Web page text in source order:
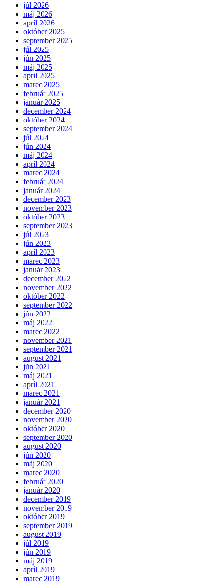
júl 2026
máj 2026
apríl 2026
október 2025
september 2025
júl 2025
jún 2025
máj 2025
apríl 2025
marec 2025
február 2025
január 2025
december 2024
október 2024
september 2024
júl 2024
jún 2024
máj 2024
apríl 2024
marec 2024
február 2024
január 2024
december 2023
november 2023
október 2023
september 2023
júl 2023
jún 2023
apríl 2023
marec 2023
január 2023
december 2022
november 2022
október 2022
september 2022
jún 2022
máj 2022
marec 2022
november 2021
september 2021
august 2021
jún 2021
máj 2021
apríl 2021
marec 2021
január 2021
december 2020
november 2020
október 2020
september 2020
august 2020
jún 2020
máj 2020
marec 2020
február 2020
január 2020
december 2019
november 2019
október 2019
september 2019
august 2019
júl 2019
jún 2019
máj 2019
apríl 2019
marec 2019